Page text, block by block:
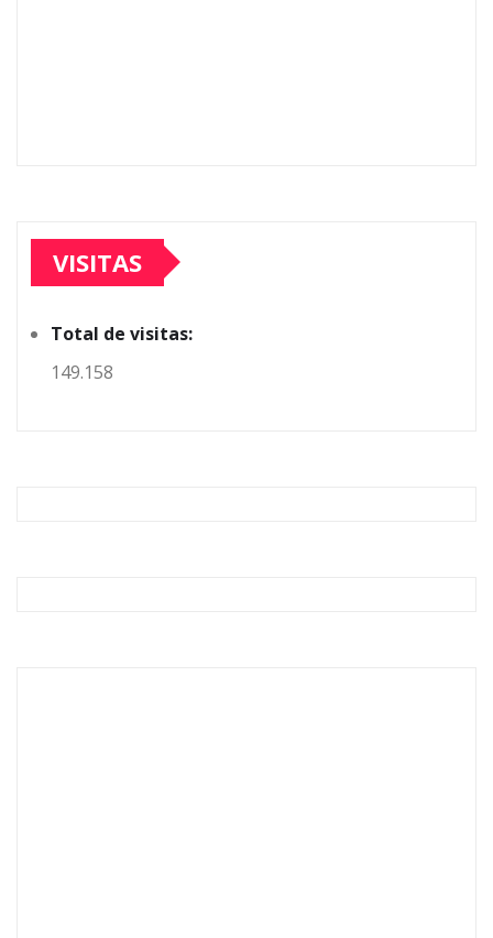
VISITAS
Total de visitas:
149.158